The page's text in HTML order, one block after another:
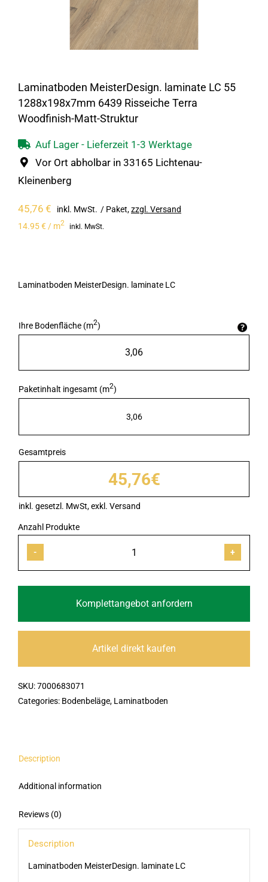
Laminatboden MeisterDesign. laminate LC 55
1288x198x7mm 6439 Risseiche Terra
Woodfinish-Matt-Struktur
Auf Lager - Lieferzeit 1-3 Werktage
Vor Ort abholbar in 33165 Lichtenau-
Kleinenberg
45,76 € inkl. MwSt. / Paket,zzgl. Versand
14.95 € / m2 inkl. MwSt.
Laminatboden MeisterDesign. laminate LC
Ihre Bodenfläche (m2)
Paketinhalt ingesamt (m2)
3,06
Gesamtpreis
45,76€
MeisterDesign.
laminate
LC
6439
Matt-
Struktur
Komplettangebot anfordern
Artikel direkt kaufen
SKU:7000683071
Categories: Bodenbeläge, Laminatboden
Description
Additional information
Reviews (0)
Description
Laminatboden MeisterDesign. laminate LC